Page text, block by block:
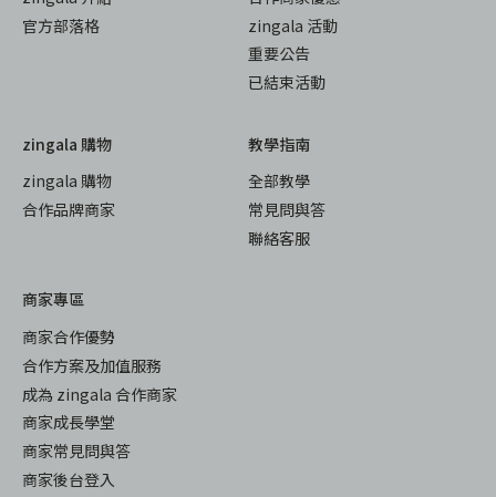
官方部落格
zingala 活動
重要公告
已結束活動
zingala 購物
zingala 購物
合作品牌商家
教學指南
全部教學
常見問與答
聯絡客服
商家專區
商家合作優勢
合作方案及加值服務
成為 zingala 合作商家
商家成長學堂
商家常見問與答
商家後台登入